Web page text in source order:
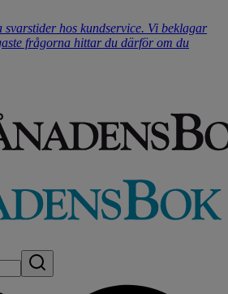
hos kundservice. Vi beklagar
frågorna hittar du därför om du